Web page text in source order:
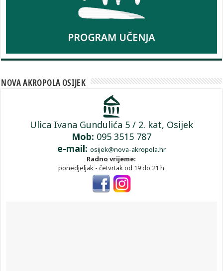
NOVA AKROPOLA OSIJEK
Ulica Ivana Gundulića 5 / 2. kat, Osijek
Mob: 095 3515 787
e-mail: osijek@nova-akropola.hr
Radno vrijeme:
ponedjeljak - četvrtak od 19 do 21 h